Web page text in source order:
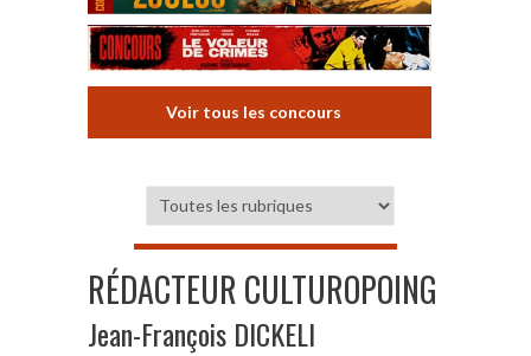
Voir tous les concours
RÉDACTEUR CULTUROPOING
Jean-François DICKELI